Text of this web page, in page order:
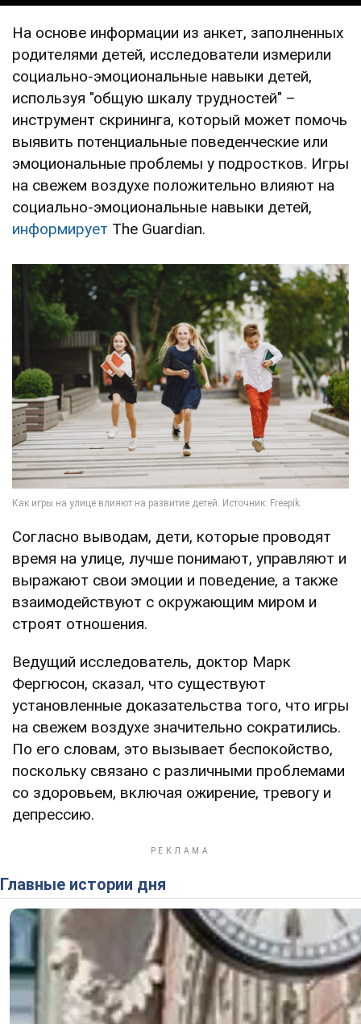
На основе информации из анкет, заполненных
родителями детей, исследователи измерили
социально-эмоциональные навыки детей,
используя "общую шкалу трудностей" –
инструмент скрининга, который может помочь
выявить потенциальные поведенческие или
эмоциональные проблемы у подростков. Игры
на свежем воздухе положительно влияют на
социально-эмоциональные навыки детей,
информирует The Guardian.
Согласно выводам, дети, которые проводят
время на улице, лучше понимают, управляют и
выражают свои эмоции и поведение, а также
взаимодействуют с окружающим миром и
строят отношения.
Ведущий исследователь, доктор Марк
Фергюсон, сказал, что существуют
установленные доказательства того, что игры
на свежем воздухе значительно сократились.
По его словам, это вызывает беспокойство,
поскольку связано с различными проблемами
со здоровьем, включая ожирение, тревогу и
депрессию.
Главные истории дня